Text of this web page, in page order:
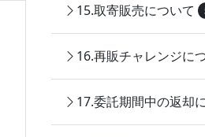
15.取寄販売について
16.再販チャレンジに
17.委託期間中の返却